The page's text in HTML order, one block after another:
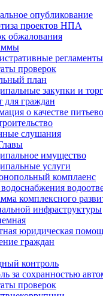
опубликование
проектов НПА
обжалования
регламенты
проверок
план
закупки и
для граждан
о качестве
слушания
имущество
услуги
комплаенс
комплексного
инфраструктуры
юридическая
граждан
контроль
за сохранностью
проверок